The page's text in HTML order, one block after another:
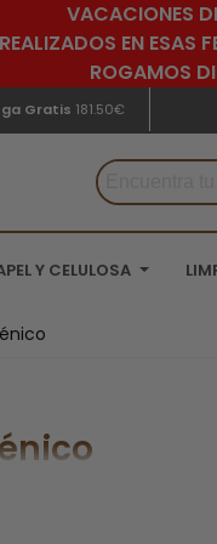
VACACIONES
EN ESAS
ROGAMOS
Gratis 181.50€
Y CELULOSA